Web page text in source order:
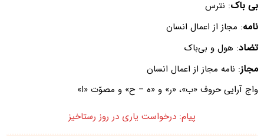
بی باک: نترس
نامه: مجاز از اعمال انسان
تضاد: هول و بی‌باک
مجاز: نامه مجاز از اعمال انسان
واج آرایی حروف «ب»، «ر» و «ه – ح» و مصوّت «ا»
پیام: درخواست یاری در روز رستاخیز